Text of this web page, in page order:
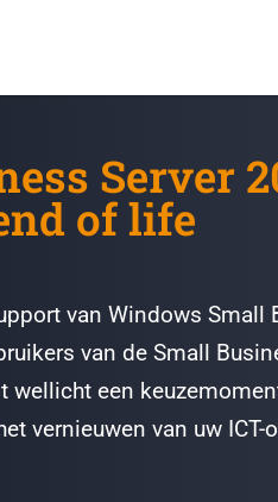
Server
of life
van Windows Small
van de Small
wellicht een
vernieuwen van uw ICT-